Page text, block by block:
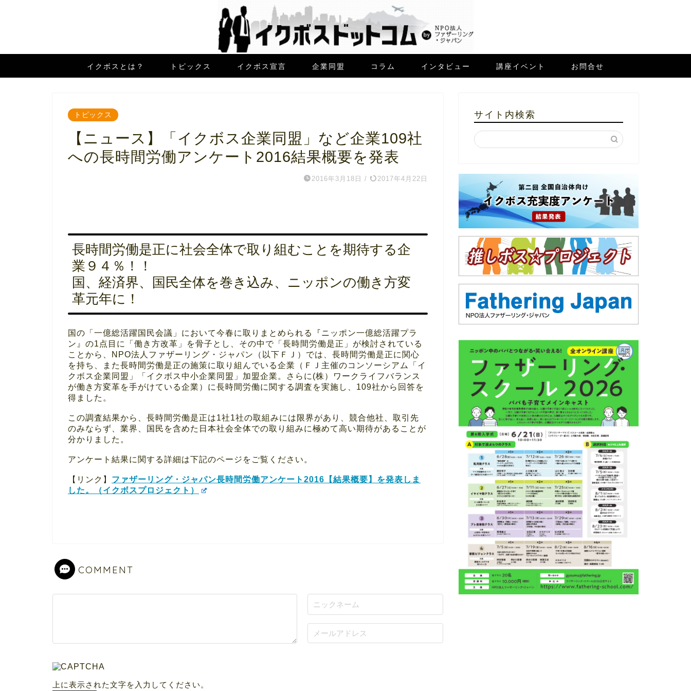
イクボスとは？ トピックス イクボス宣言 企業同盟 コラム インタビュー 講座イベント お問合せ
トピックス
【ニュース】「イクボス企業同盟」など企業109社
への長時間労働アンケート2016結果概要を発表
2016年3月18日 / 2017年4月22日
長時間労働是正に社会全体で取り組むことを期待する企
業９４％！！
国、経済界、国民全体を巻き込み、ニッポンの働き方変
革元年に！
国の「一億総活躍国民会議」において今春に取りまとめられる『ニッポン一億総活躍プラ
ン』の1点目に「働き方改革」を骨子とし、その中で「長時間労働是正」が検討されている
ことから、NPO法人ファザーリング・ジャパン（以下ＦＪ）では、長時間労働是正に関心
を持ち、また長時間労働是正の施策に取り組んでいる企業（ＦＪ主催のコンソーシアム「イ
クボス企業同盟」「イクボス中小企業同盟」加盟企業。さらに(株）ワークライフバランス
が働き方変革を手がけている企業）に長時間労働に関する調査を実施し、109社から回答を
得ました。
この調査結果から、長時間労働是正は1社1社の取組みには限界があり、競合他社、取引先
のみならず、業界、国民を含めた日本社会全体での取り組みに極めて高い期待があることが
分かりました。
アンケート結果に関する詳細は下記のページをご覧ください。
【リンク】 ファザーリング・ジャパン長時間労働アンケート2016【結果概要】を発表しま
した。（イクボスプロジェクト）
COMMENT
上に表示された文字を入力してください。
サイト内検索